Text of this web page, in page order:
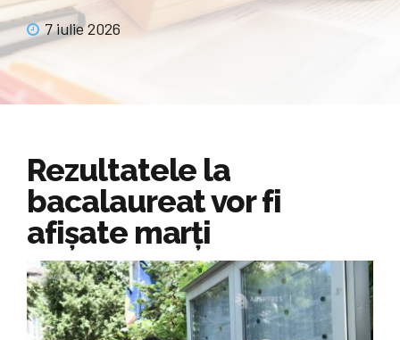
7 iulie 2026
Rezultatele la
bacalaureat vor fi
afișate marți